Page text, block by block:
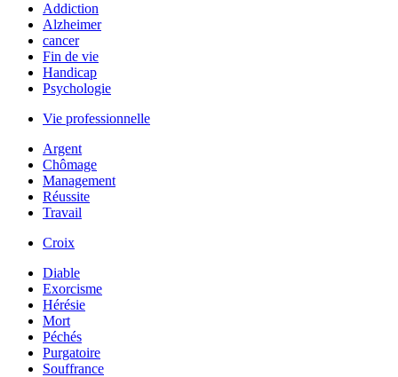
Addiction
Alzheimer
cancer
Fin de vie
Handicap
Psychologie
Vie professionnelle
Argent
Chômage
Management
Réussite
Travail
Croix
Diable
Exorcisme
Hérésie
Mort
Péchés
Purgatoire
Souffrance